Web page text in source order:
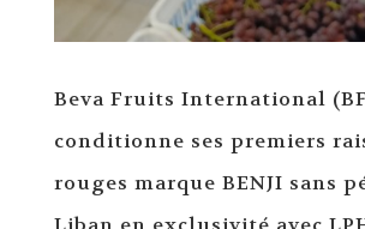
Beva Fruits International
conditionne ses premiers
rouges marque BENJI sans